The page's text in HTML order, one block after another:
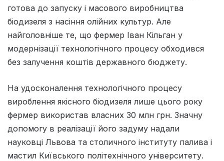
готова до запуску і масового виробництва
біодизеля з насіння олійних культур. Але
найголовніше те, що фермер Іван Кільган у
модернізації технологічного процесу обходився
без залучення коштів державного бюджету.
На удосконалення технологічного процесу
вироблення якісного біодизеля лише цього року
фермер використав власних 30 млн грн. Значну
допомогу в реалізації його задуму надали
науковці Львова та столичного інституту палива і
мастил Київського політехнічного університету.